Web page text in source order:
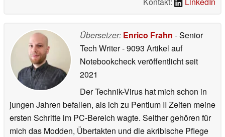
Übersetzer: Enrico Frahn - Senior
Tech Writer- 9093 Artikel auf
Notebookcheck veröffentlichtseit
2021
Der Technik-Virus hat mich schon in
jungen Jahren befallen, als ich zu Pentium II Zeiten meine
ersten Schritte im PC-Bereich wagte. Seither gehören für
mich das Modden, Übertakten und die akribische Pflege